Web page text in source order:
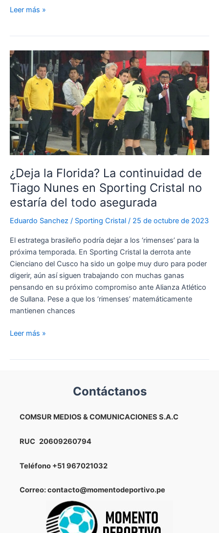
Las
Nunes
para
continuar
en
Sporting
Cristal
para
el
2024
Leer más »
¿Deja la Florida? La continuidad de
Tiago Nunes en Sporting Cristal no
estaría del todo asegurada
Eduardo Sanchez / Sporting Cristal / 25 de octubre de 2023
El estratega brasileño podría dejar a los ‘rimenses’ para la
próxima temporada. En Sporting Cristal la derrota ante
Cienciano del Cusco ha sido un golpe muy duro para poder
digerir, aún así siguen trabajando con muchas ganas
pensando en su próximo compromiso ante Alianza Atlético
de Sullana. Pese a que los ‘rimenses’ matemáticamente
mantienen chances
¿Deja
Nunes
Sporting
Leer más »
Contáctanos
COMSUR MEDIOS & COMUNICACIONES S.A.C
RUC 20609260794
Teléfono +51 967021032
Correo: contacto@momentodeportivo.pe